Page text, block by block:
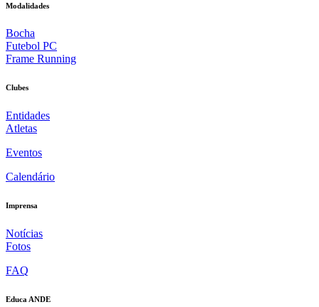
Modalidades
Bocha
Futebol PC
Frame Running
Clubes
Entidades
Atletas
Eventos
Calendário
Imprensa
Notícias
Fotos
FAQ
Educa ANDE